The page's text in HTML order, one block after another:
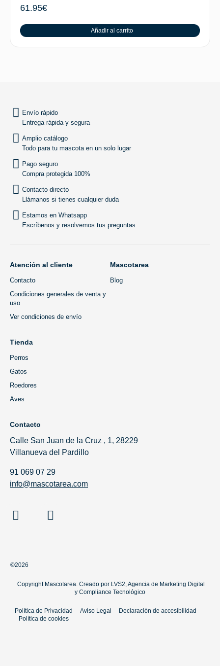
61.95€
Añadir al carrito
Envío rápido
Entrega rápida y segura
Amplio catálogo
Todo para tu mascota en un solo lugar
Pago seguro
Compra protegida 100%
Contacto directo
Llámanos si tienes cualquier duda
Estamos en Whatsapp
Escríbenos y resolvemos tus preguntas
Atención al cliente
Contacto
Condiciones generales de venta y
uso
Ver condiciones de envío
Mascotarea
Blog
Tienda
Perros
Gatos
Roedores
Aves
Contacto
Calle San Juan de la Cruz , 1, 28229
Villanueva del Pardillo
91 069 07 29
info@mascotarea.com
©2026
Copyright Mascotarea. Creado porLVS2, Agencia de Marketing Digital
y Compliance Tecnológico
Política de Privacidad Aviso Legal
Declaración de accesibilidad
Política de cookies